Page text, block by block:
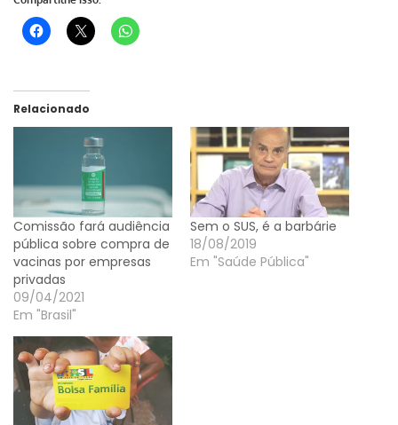
Relacionado
Comissão fará audiência
pública sobre compra de
vacinas por empresas
privadas
09/04/2021
Em "Brasil"
Sem o SUS, é a barbárie
18/08/2019
Em "Saúde Pública"